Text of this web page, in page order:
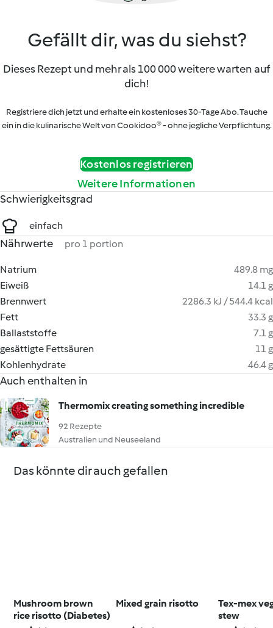
Gefällt dir, was du siehst?
Dieses Rezept und mehr als 100 000 weitere warten auf
dich!
Registriere dich jetzt und erhalte ein kostenloses 30-Tage Abo. Tauche
ein in die kulinarische Welt von Cookidoo® - ohne jegliche Verpflichtung.
Kostenlos registrieren
Weitere Informationen
Schwierigkeitsgrad
einfach
Nährwerte pro 1 portion
Natrium
489.8 mg
Eiweiß
14.1 g
Brennwert
2286.3 kJ / 544.4 kcal
Fett
33.3 g
Ballaststoffe
7.1 g
gesättigte Fettsäuren
11 g
Kohlenhydrate
46.4 g
Auch enthalten in
Thermomix creating something incredible
92 Rezepte
Australien und Neuseeland
Das könnte dir auch gefallen
Mushroom brown
rice risotto (Diabetes)
Mixed grain risotto
Tex-mex
stew